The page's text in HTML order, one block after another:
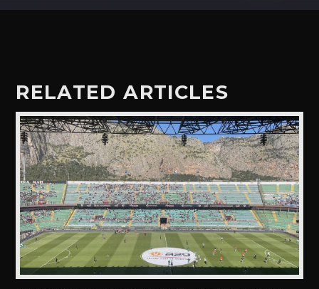
RELATED ARTICLES